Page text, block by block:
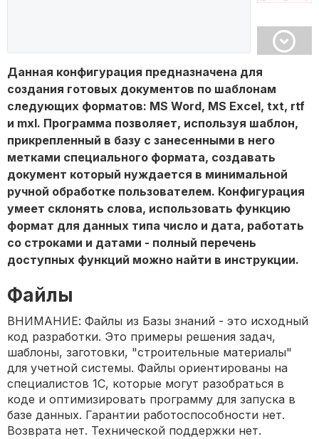
Данная конфигурация предназначена для
создания готовых документов по шаблонам
следующих форматов: MS Word, MS Excel, txt, rtf
и mxl. Программа позволяет, используя шаблон,
прикрепленный в базу с занесенными в него
метками специального формата, создавать
документ который нуждается в минимальной
ручной обработке пользователем. Конфигурация
умеет склонять слова, использовать функцию
формат для данных типа число и дата, работать
со строками и датами - полный перечень
доступных функций можно найти в инструкции.
Файлы
ВНИМАНИЕ: Файлы из Базы знаний - это исходный
код разработки. Это примеры решения задач,
шаблоны, заготовки, "строительные материалы"
для учетной системы. Файлы ориентированы на
специалистов 1С, которые могут разобраться в
коде и оптимизировать программу для запуска в
базе данных. Гарантии работоспособности нет.
Возврата нет. Технической поддержки нет.